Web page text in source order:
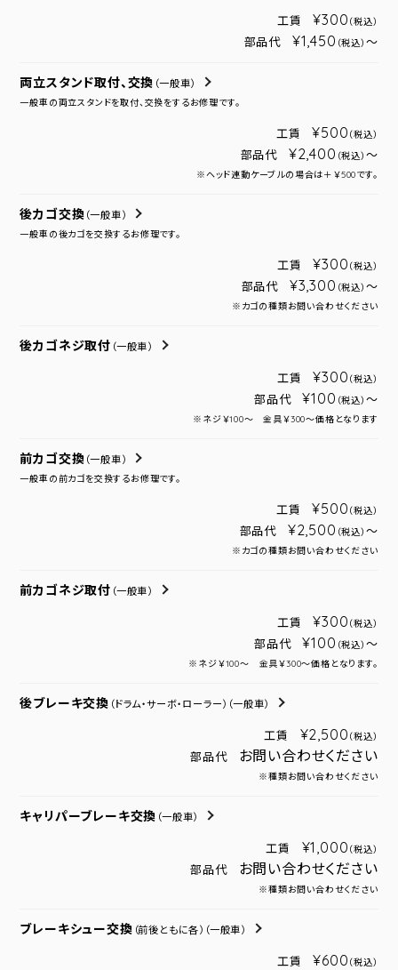
工賃 ¥300 （税込）
部品代 ¥1,450 （税込） ～
両立スタンド取付、交換 （一般車）
一般車の両立スタンドを取付、交換をするお修理です。
工賃 ¥500 （税込）
部品代 ¥2,400 （税込） ～
※ヘッド連動ケーブルの場合は＋￥500です。
後カゴ交換 （一般車）
一般車の後カゴを交換するお修理です。
工賃 ¥300 （税込）
部品代 ¥3,300 （税込） ～
※カゴの種類お問い合わせください
後カゴネジ取付 （一般車）
工賃 ¥300 （税込）
部品代 ¥100 （税込） ～
※ネジ￥100～ 金具￥300～価格となります
前カゴ交換 （一般車）
一般車の前カゴを交換するお修理です。
工賃 ¥500 （税込）
部品代 ¥2,500 （税込） ～
※カゴの種類お問い合わせください
前カゴネジ取付 （一般車）
工賃 ¥300 （税込）
部品代 ¥100 （税込） ～
※ネジ￥100～ 金具￥300～価格となります。
後ブレーキ交換 （ドラム・サーボ・ローラー） （一般車）
工賃 ¥2,500 （税込）
部品代 お問い合わせください
※種類お問い合わせください
キャリパーブレーキ交換 （一般車）
工賃 ¥1,000 （税込）
部品代 お問い合わせください
※種類お問い合わせください
ブレーキシュー交換 （前後ともに各） （一般車）
工賃 ¥600 （税込）